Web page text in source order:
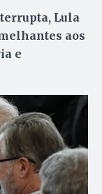
Lula
aos
e